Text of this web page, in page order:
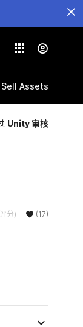
Sell Assets
Unity 审核
分) (17)